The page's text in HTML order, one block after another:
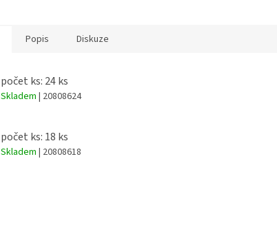
Popis Diskuze
počet ks: 24 ks
Skladem | 20808624
počet ks: 18 ks
Skladem | 20808618